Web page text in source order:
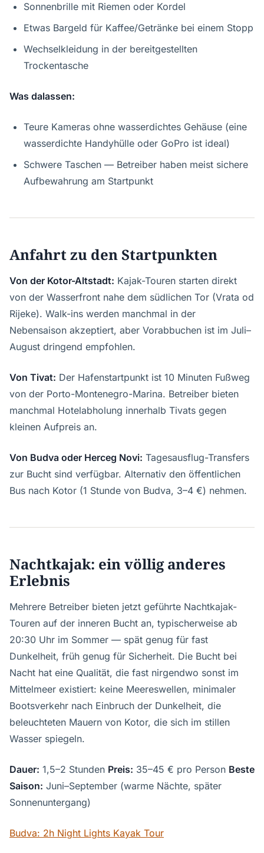
Sonnenbrille mit Riemen oder Kordel
Etwas Bargeld für Kaffee/Getränke bei einem Stopp
Wechselkleidung in der bereitgestellten
Trockentasche
Was dalassen:
Teure Kameras ohne wasserdichtes Gehäuse (eine
wasserdichte Handyhülle oder GoPro ist ideal)
Schwere Taschen — Betreiber haben meist sichere
Aufbewahrung am Startpunkt
Anfahrt zu den Startpunkten
Von der Kotor-Altstadt: Kajak-Touren starten direkt
von der Wasserfront nahe dem südlichen Tor (Vrata od
Rijeke). Walk-ins werden manchmal in der
Nebensaison akzeptiert, aber Vorabbuchen ist im Juli–
August dringend empfohlen.
Von Tivat: Der Hafenstartpunkt ist 10 Minuten Fußweg
von der Porto-Montenegro-Marina. Betreiber bieten
manchmal Hotelabholung innerhalb Tivats gegen
kleinen Aufpreis an.
Von Budva oder Herceg Novi: Tagesausflug-Transfers
zur Bucht sind verfügbar. Alternativ den öffentlichen
Bus nach Kotor (1 Stunde von Budva, 3–4 €) nehmen.
Nachtkajak: ein völlig anderes
Erlebnis
Mehrere Betreiber bieten jetzt geführte Nachtkajak-
Touren auf der inneren Bucht an, typischerweise ab
20:30 Uhr im Sommer — spät genug für fast
Dunkelheit, früh genug für Sicherheit. Die Bucht bei
Nacht hat eine Qualität, die fast nirgendwo sonst im
Mittelmeer existiert: keine Meereswellen, minimaler
Bootsverkehr nach Einbruch der Dunkelheit, die
beleuchteten Mauern von Kotor, die sich im stillen
Wasser spiegeln.
Dauer: 1,5–2 Stunden Preis: 35–45 € pro Person Beste
Saison: Juni–September (warme Nächte, später
Sonnenuntergang)
Budva: 2h Night Lights Kayak Tour